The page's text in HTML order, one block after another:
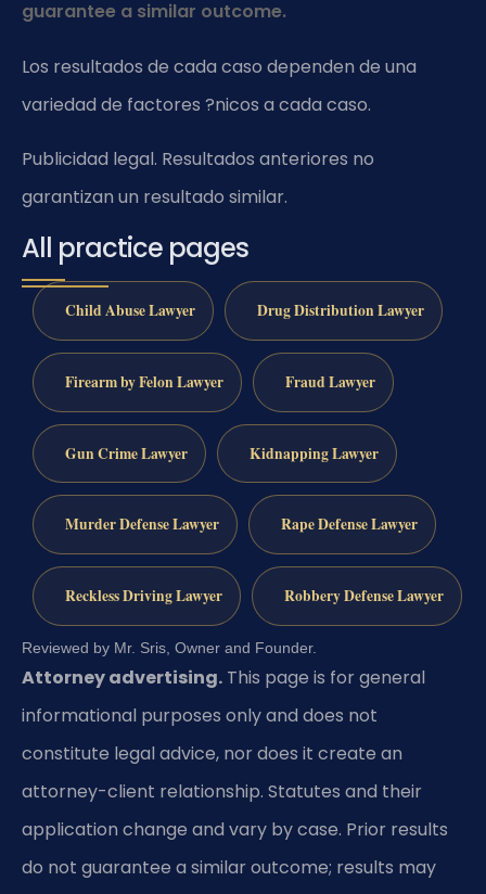
guarantee a similar outcome.
Los resultados de cada caso dependen de una
variedad de factores ?nicos a cada caso.
Publicidad legal. Resultados anteriores no
garantizan un resultado similar.
All practice pages
Child Abuse Lawyer Drug Distribution Lawyer
Firearm by Felon Lawyer Fraud Lawyer
Gun Crime Lawyer Kidnapping Lawyer
Murder Defense Lawyer Rape Defense Lawyer
Reckless Driving Lawyer Robbery Defense Lawyer
Reviewed by Mr. Sris, Owner and Founder.
Attorney advertising. This page is for general
informational purposes only and does not
constitute legal advice, nor does it create an
attorney-client relationship. Statutes and their
application change and vary by case. Prior results
do not guarantee a similar outcome; results may